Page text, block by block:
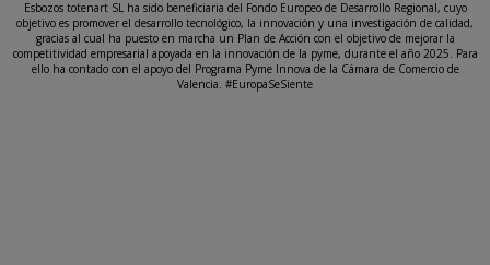
Esbozos totenart SL ha sido beneficiaria del Fondo Europeo de Desarrollo Regional, cuyo
objetivo es promover el desarrollo tecnológico, la innovación y una investigación de calidad,
gracias al cual ha puesto en marcha un Plan de Acción con el objetivo de mejorar la
competitividad empresarial apoyada en la innovación de la pyme, durante el año 2025. Para
ello ha contado con el apoyo del Programa Pyme Innova de la Cámara de Comercio de
Valencia. #EuropaSeSiente